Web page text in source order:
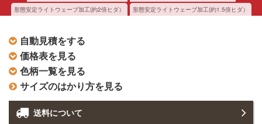
形態安定ライトウェーブ加工(約2倍ヒダ） 形態安定ライトウェーブ加工(約1.5倍ヒダ）
自動見積をする
価格表を見る
色柄一覧を見る
サイズのはかり方を見る
送料について